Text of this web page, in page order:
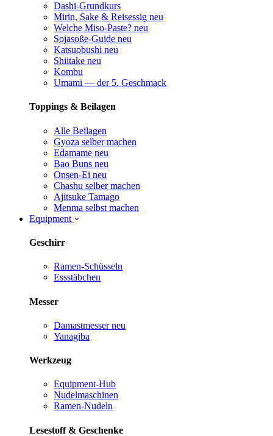
Dashi-Grundkurs
Mirin, Sake & Reisessig neu
Welche Miso-Paste? neu
Sojasoße-Guide neu
Katsuobushi neu
Shiitake neu
Kombu
Umami — der 5. Geschmack
Toppings & Beilagen
Alle Beilagen
Gyoza selber machen
Edamame neu
Bao Buns neu
Onsen-Ei neu
Chashu selber machen
Ajitsuke Tamago
Menma selbst machen
Equipment
Geschirr
Ramen-Schüsseln
Essstäbchen
Messer
Damastmesser neu
Yanagiba
Werkzeug
Equipment-Hub
Nudelmaschinen
Ramen-Nudeln
Lesestoff & Geschenke